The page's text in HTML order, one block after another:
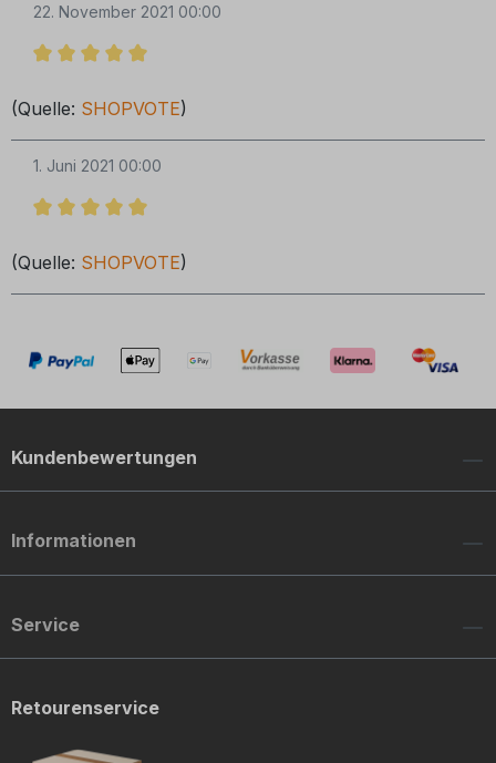
22. November 2021 00:00
(Quelle: SHOPVOTE)
1. Juni 2021 00:00
(Quelle: SHOPVOTE)
Kundenbewertungen
Informationen
Service
Retourenservice